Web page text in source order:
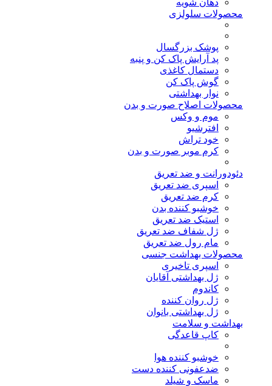
دهان شویه
محصولات سلولزی
پوشک بزرگسال
پد آرایش پاک کن و پنبه
دستمال کاغذی
گوش پاک کن
نوار بهداشتی
محصولات اصلاح صورت و بدن
موم و وکس
افترشیو
خود تراش
کرم موبر صورت و بدن
دئودورانت و ضد تعریق
اسپری ضد تعریق
کرم ضد تعریق
خوشبو کننده بدن
استیک ضد تعریق
ژل شفاف ضد تعریق
مام رول ضد تعریق
محصولات بهداشت جنسی
اسپری تاخیری
ژل بهداشتی آقایان
کاندوم
ژل روان کننده
ژل بهداشتی بانوان
بهداشت و سلامت
کاپ قاعدگی
خوشبو کننده هوا
ضدعفونی کننده دست
ماسک و شیلد